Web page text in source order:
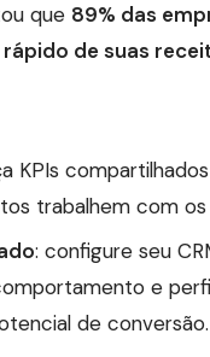
que 89% das
de suas
KPIs
trabalhem com
: configure seu
e
de conversão.